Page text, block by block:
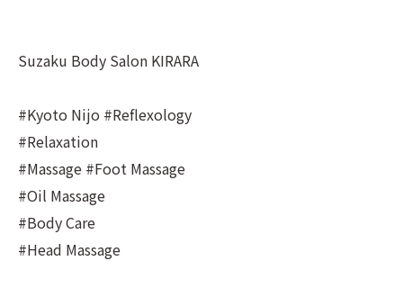
Suzaku Body Salon KIRARA
#Kyoto Nijo #Reflexology
#Relaxation
#Massage #Foot Massage
#Oil Massage
#Body Care
#Head Massage